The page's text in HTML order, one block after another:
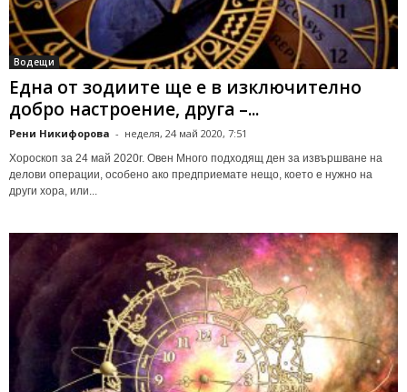
Водещи
Една от зодиите ще е в изключително
добро настроение, друга –...
Рени Никифорова - неделя, 24 май 2020, 7:51
Хороскоп за 24 май 2020г. Овен Много подходящ ден за извършване на
делови операции, особено ако предприемате нещо, което е нужно на
други хора, или...